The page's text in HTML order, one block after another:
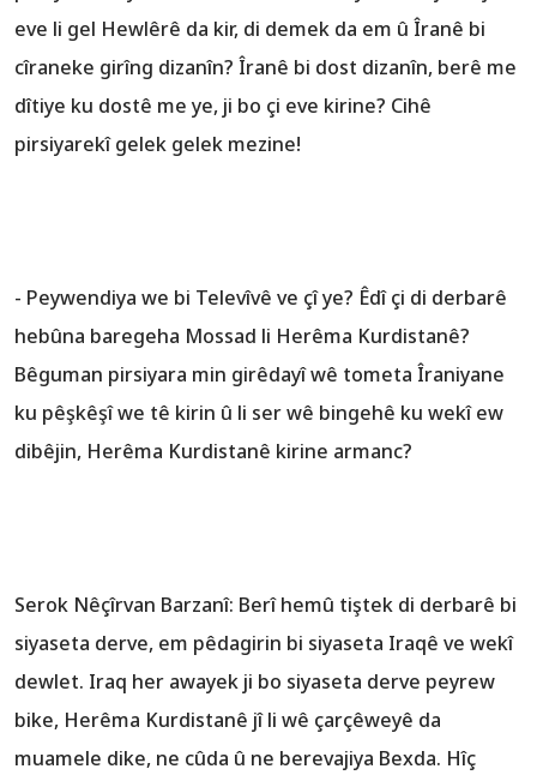
eve li gel Hewlêrê da kir, di demek da em û Îranê bi
cîraneke girîng dizanîn? Îranê bi dost dizanîn, berê me
dîtiye ku dostê me ye, ji bo çi eve kirine? Cihê
pirsiyarekî gelek gelek mezine!
- Peywendiya we bi Televîvê ve çî ye? Êdî çi di derbarê
hebûna baregeha Mossad li Herêma Kurdistanê?
Bêguman pirsiyara min girêdayî wê tometa Îraniyane
ku pêşkêşî we tê kirin û li ser wê bingehê ku wekî ew
dibêjin, Herêma Kurdistanê kirine armanc?
Serok Nêçîrvan Barzanî: Berî hemû tiştek di derbarê bi
siyaseta derve, em pêdagirin bi siyaseta Iraqê ve wekî
dewlet. Iraq her awayek ji bo siyaseta derve peyrew
bike, Herêma Kurdistanê jî li wê çarçêweyê da
muamele dike, ne cûda û ne berevajiya Bexda. Hîç